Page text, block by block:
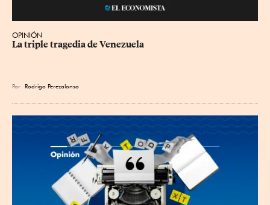
OPINIÓN
La triple tragedia de Venezuela
Por Rodrigo Perezalonso